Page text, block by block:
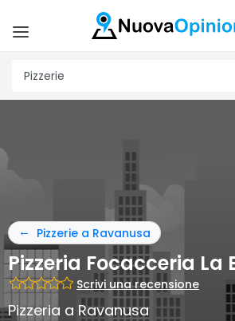
Pizzerie a Ravanusa
Pizzeria Focacceria La
Scrivi una recensione
Pizzeria a Ravanusa